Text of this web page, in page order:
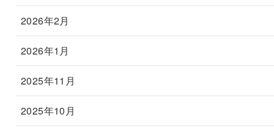
2026年2月
2026年1月
2025年11月
2025年10月